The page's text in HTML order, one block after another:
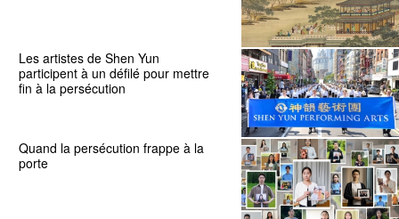
Les artistes de Shen Yun
participent à un défilé pour mettre
fin à la persécution
Quand la persécution frappe à la
porte